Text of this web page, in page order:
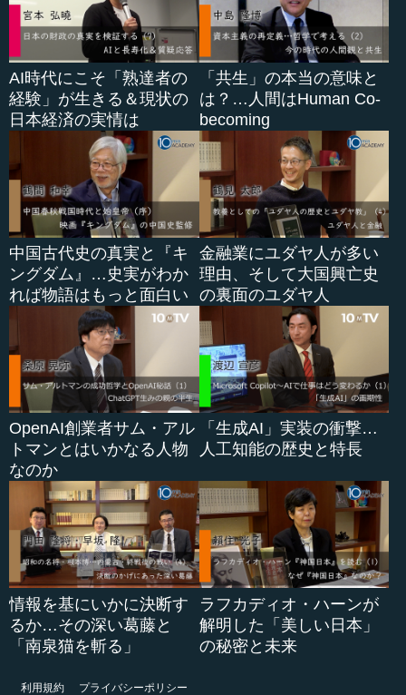
AI時代にこそ「熟達者の
経験」が生きる＆現状の
日本経済の実情は
「共生」の本当の意味と
は？…人間はHuman Co-
becoming
中国古代史の真実と『キ
ングダム』…史実がわか
れば物語はもっと面白い
金融業にユダヤ人が多い
理由、そして大国興亡史
の裏面のユダヤ人
OpenAI創業者サム・アル
トマンとはいかなる人物
なのか
「生成AI」実装の衝撃…
人工知能の歴史と特長
情報を基にいかに決断す
るか…その深い葛藤と
「南泉猫を斬る」
ラフカディオ・ハーンが
解明した「美しい日本」
の秘密と未来
利用規約
プライバシーポリシー